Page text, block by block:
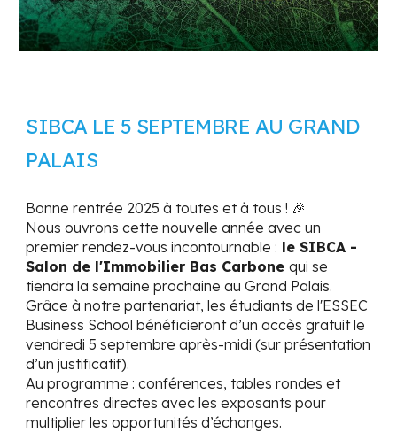
SIBCA LE 5 SEPTEMBRE AU GRAND
PALAIS
Bonne rentrée 2025 à toutes et à tous ! 🎉
Nous ouvrons cette nouvelle année avec un
premier rendez-vous incontournable : le SIBCA -
Salon de l'Immobilier Bas Carbone qui se
tiendra la semaine prochaine au Grand Palais.
Grâce à notre partenariat, les étudiants de l'ESSEC
Business School bénéficieront d’un accès gratuit le
vendredi 5 septembre après-midi (sur présentation
d’un justificatif).
Au programme : conférences, tables rondes et
rencontres directes avec les exposants pour
multiplier les opportunités d’échanges.